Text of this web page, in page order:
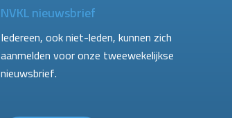
NVKL nieuwsbrief
Iedereen, ook niet-leden, kunnen zich
aanmelden voor onze tweewekelijkse
nieuwsbrief.